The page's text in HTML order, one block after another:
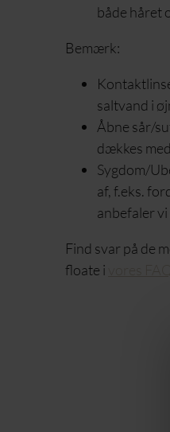
både håret
Bemærk:
saltvand i
Åbne sår/
dækkes
Sygdom/
af, f.eks.
anbefaler
Find svar på de
floate i